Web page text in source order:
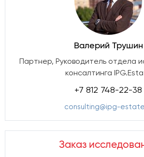
Валерий Трушин
Партнер, Руководитель отдела
консалтинга
+7 812 748-22-38
consulting@ipg-
Заказ